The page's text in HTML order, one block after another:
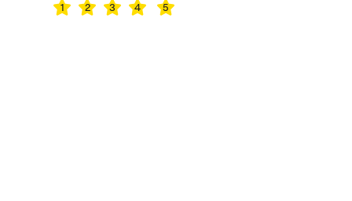
1 2 3 4 5